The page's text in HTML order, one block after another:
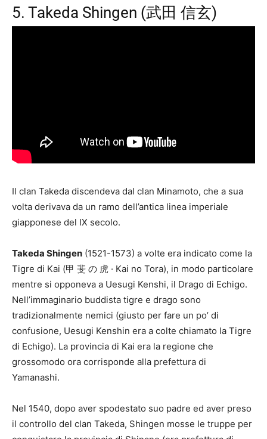
5. Takeda Shingen (武田 信玄)
Il clan Takeda discendeva dal clan Minamoto, che a sua
volta derivava da un ramo dell’antica linea imperiale
giapponese del IX secolo.
Takeda Shingen (1521-1573) a volte era indicato come la
Tigre di Kai (甲 斐 の 虎 · Kai no Tora), in modo particolare
mentre si opponeva a Uesugi Kenshi, il Drago di Echigo.
Nell’immaginario buddista tigre e drago sono
tradizionalmente nemici (giusto per fare un po’ di
confusione, Uesugi Kenshin era a colte chiamato la Tigre
di Echigo). La provincia di Kai era la regione che
grossomodo ora corrisponde alla prefettura di
Yamanashi.
Nel 1540, dopo aver spodestato suo padre ed aver preso
il controllo del clan Takeda, Shingen mosse le truppe per